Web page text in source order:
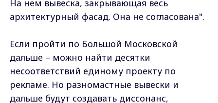
На нем вывеска, закрывающая весь
архитектурный фасад. Она не согласована".
Если пройти по Большой Московской
дальше – можно найти десятки
несоответствий единому проекту по
рекламе. Но разномастные вывески и
дальше будут создавать диссонанс,